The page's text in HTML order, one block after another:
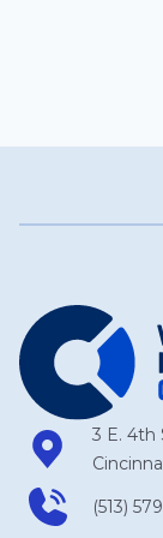
3 E. 4th
(513)